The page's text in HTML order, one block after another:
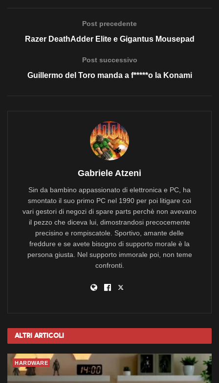
Post precedente
Razer DeathAdder Elite e Gigantus Mousepad
Post successivo
Guillermo del Toro manda a f*****o la Konami
Gabriele Atzeni
Sin da bambino appassionato di elettronica e PC, ha
smontato il suo primo PC nel 1990 per poi litigare coi
vari gestori di negozi di spare parts perchè non avevano
il pezzo che diceva lui, dimostrandosi precocemente
precisino e rompiscatole. Sportivo, amante delle
freddure e se avete bisogno di supporto morale è la
persona giusta. Nel supporto immorale poi, non teme
confronti.
Altri Articoli
HARDWARE